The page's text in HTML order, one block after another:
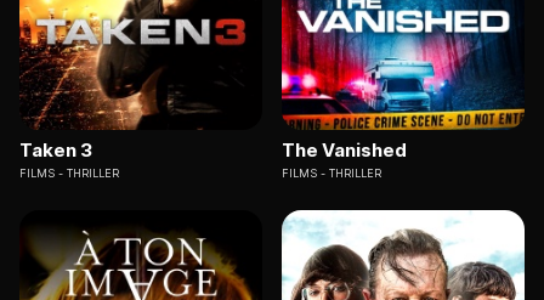
Taken 3
FILMS THRILLER
The Vanished
FILMS THRILLER